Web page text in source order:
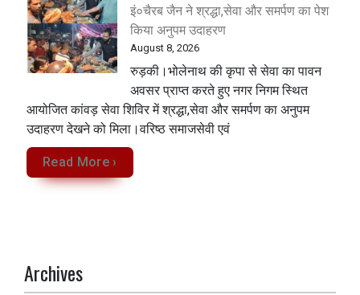
इं०चैरब जैन ने श्रद्धा,सेवा और समर्पण का पेश
किया अनुपम उदाहरण
August 8, 2026
रुड़की।भोलेनाथ की कृपा से सेवा का पावन
अवसर प्राप्त करते हुए नगर निगम स्थित
आयोजित कांवड़ सेवा शिविर में श्रद्धा,सेवा और समर्पण का अनुपम
उदाहरण देखने को मिला‌।वरिष्ठ समाजसेवी एवं
Read More ›
Archives